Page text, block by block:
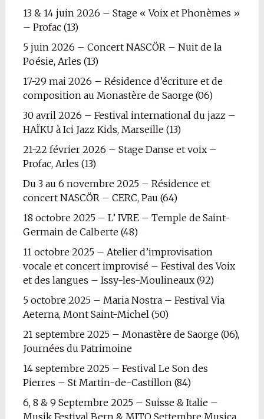
13 & 14 juin 2026 – Stage « Voix et Phonèmes »
– Profac (13)
5 juin 2026 – Concert NASCÖR – Nuit de la
Poésie, Arles (13)
17-29 mai 2026 – Résidence d’écriture et de
composition au Monastère de Saorge (06)
30 avril 2026 – Festival international du jazz –
HAÏKU à Ici Jazz Kids, Marseille (13)
21-22 février 2026 – Stage Danse et voix –
Profac, Arles (13)
Du 3 au 6 novembre 2025 – Résidence et
concert NASCÖR – CERC, Pau (64)
18 octobre 2025 – L’ IVRE – Temple de Saint-
Germain de Calberte (48)
11 octobre 2025 – Atelier d’improvisation
vocale et concert improvisé – Festival des Voix
et des langues – Issy-les-Moulineaux (92)
5 octobre 2025 – Maria Nostra – Festival Via
Aeterna, Mont Saint-Michel (50)
21 septembre 2025 – Monastère de Saorge (06),
Journées du Patrimoine
14 septembre 2025 – Festival Le Son des
Pierres – St Martin-de-Castillon (84)
6, 8 & 9 Septembre 2025 – Suisse & Italie –